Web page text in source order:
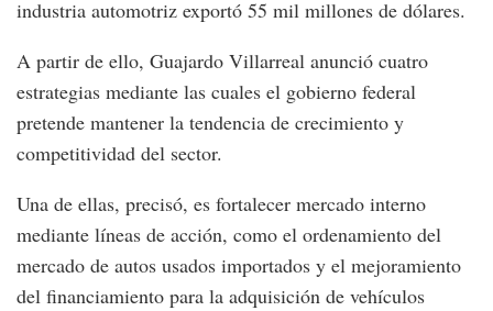
industria automotriz exportó 55 mil millones de dólares.
A partir de ello, Guajardo Villarreal anunció cuatro
estrategias mediante las cuales el gobierno federal
pretende mantener la tendencia de crecimiento y
competitividad del sector.
Una de ellas, precisó, es fortalecer mercado interno
mediante líneas de acción, como el ordenamiento del
mercado de autos usados importados y el mejoramiento
del financiamiento para la adquisición de vehículos